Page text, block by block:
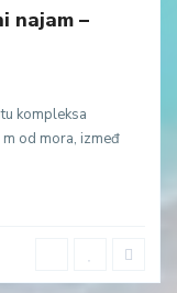
najam –
kompleksa
od mora, izmeđ